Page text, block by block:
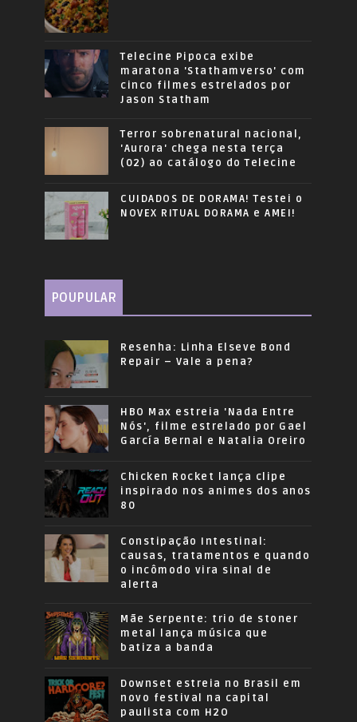
Telecine Pipoca exibe
maratona 'Stathamverso' com
cinco filmes estrelados por
Jason Statham
Terror sobrenatural nacional,
'Aurora' chega nesta terça
(02) ao catálogo do Telecine
CUIDADOS DE DORAMA! Testei o
NOVEX RITUAL DORAMA e AMEI!
POUPULAR
Resenha: Linha Elseve Bond
Repair – Vale a pena?
HBO Max estreia 'Nada Entre
Nós', filme estrelado por Gael
García Bernal e Natalia Oreiro
Chicken Rocket lança clipe
inspirado nos animes dos anos
80
Constipação Intestinal:
causas, tratamentos e quando
o incômodo vira sinal de
alerta
Mãe Serpente: trio de stoner
metal lança música que
batiza a banda
Downset estreia no Brasil em
novo festival na capital
paulista com H2O